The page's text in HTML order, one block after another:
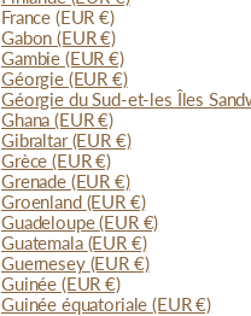
France (EUR €)
Gabon(EUR €)
Gambie (EUR €)
Géorgie (EUR €)
Géorgie du Sud-et-les Îles
Ghana(EUR €)
Gibraltar(EUR €)
Grèce(EUR €)
Grenade (EUR €)
Groenland (EUR €)
Guadeloupe(EUR €)
Guatemala (EUR €)
Guernesey (EUR €)
Guinée (EUR €)
Guinée équatoriale(EUR €)